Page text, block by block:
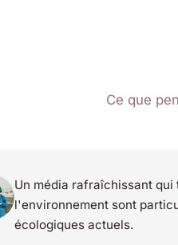
Ce que
Un média rafraîchissant
l'environnement sont
écologiques actuels.